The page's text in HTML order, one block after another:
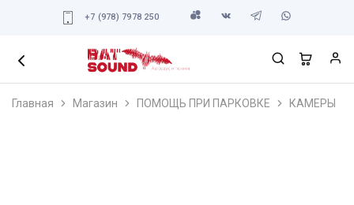
+7 (978) 7978 250
Главная Магазин ПОМОЩЬ ПРИ ПАРКОВКЕ КАМЕРЫ